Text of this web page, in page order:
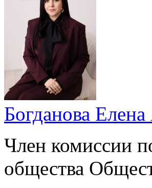
Богданова
Член комиссии
общества